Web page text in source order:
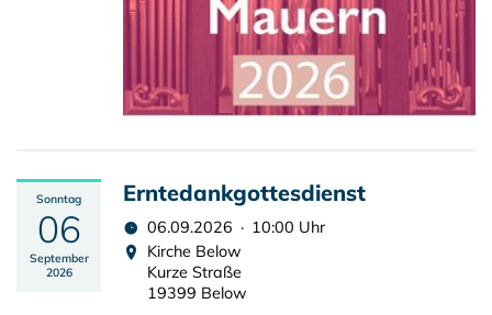
Sonntag
06
September
2026
Erntedankgottesdienst
06.09.2026 · 10:00 Uhr
Kirche Below
Kurze Straße
19399 Below